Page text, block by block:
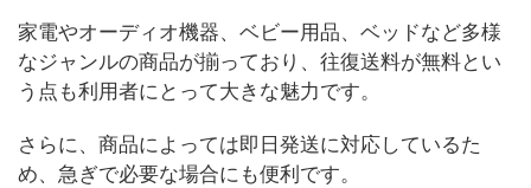
家電やオーディオ機器、ベビー用品、ベッドなど多様
なジャンルの商品が揃っており、往復送料が無料とい
う点も利用者にとって大きな魅力です。
さらに、商品によっては即日発送に対応しているた
め、急ぎで必要な場合にも便利です。